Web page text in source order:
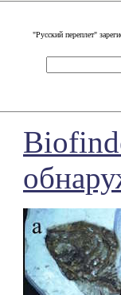
"Русский переплет"